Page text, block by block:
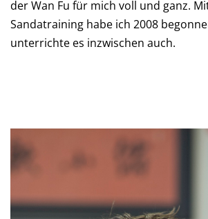
der Wan Fu für mich voll und ganz.
Sandatraining habe ich 2008
unterrichte es inzwischen auch.